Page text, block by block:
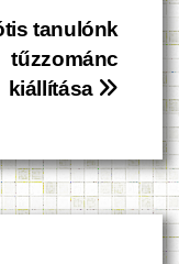
tanulónk
tűzzománc
kiállítása